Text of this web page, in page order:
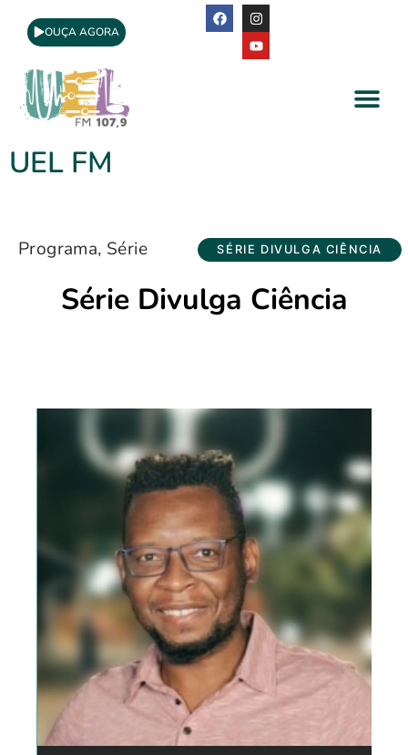
OUÇA AGORA
UEL FM
Programa, Série SÉRIE DIVULGA CIÊNCIA
Série Divulga Ciência